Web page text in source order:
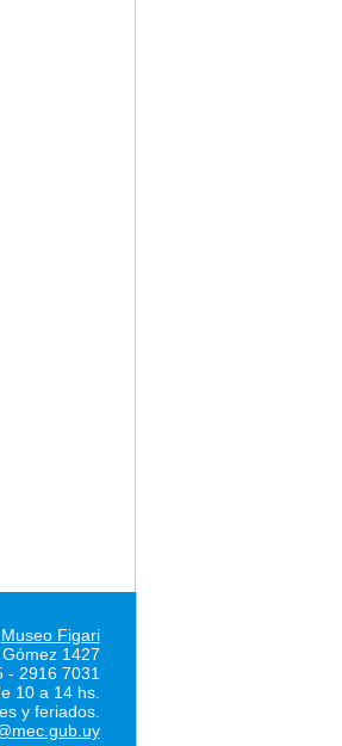
Museo Figari
1427
- 2916 7031
10 a 14 hs.
y feriados.